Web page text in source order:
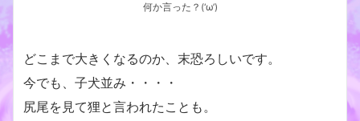
何か言った？(‘ω’)
どこまで大きくなるのか、末恐ろしいです。
今でも、子犬並み・・・・
尻尾を見て狸と言われたことも。